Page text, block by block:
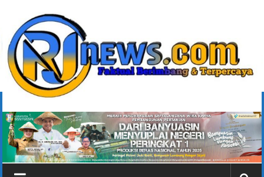
konten
rjonlinenews.com
Faktual
Berimbang
dan
Terpercaya